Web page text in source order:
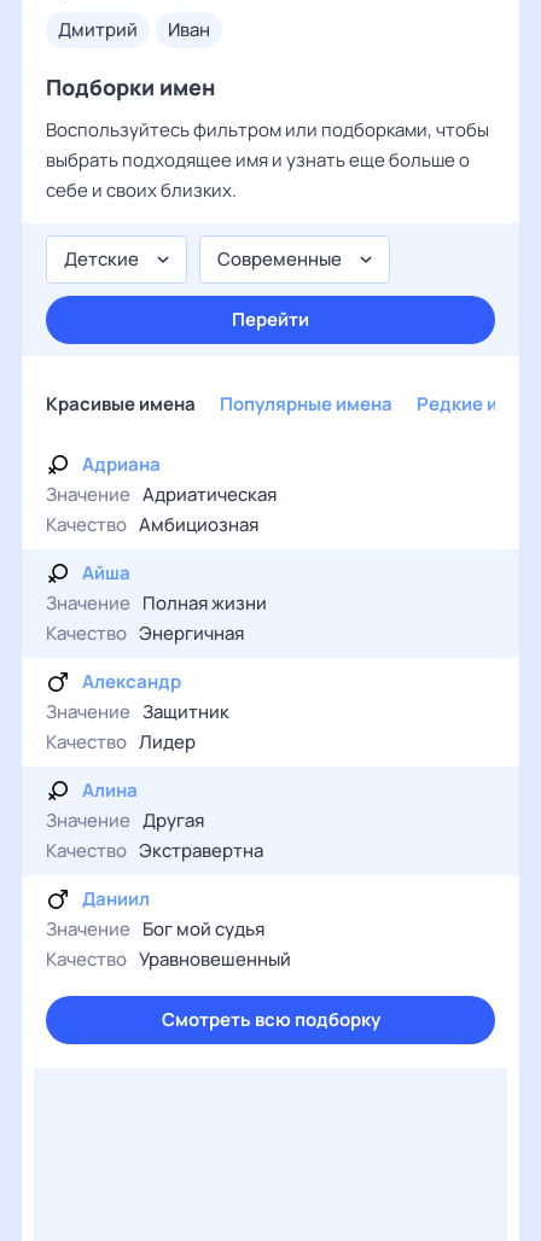
дмитрий
иван
Подборки имен
Воспользуйтесь фильтром или подборками, чтобы
выбрать подходящее имя и узнать еще больше о
себе и своих близких.
Детские Современные
Перейти
Красивые имена Популярные имена Редкие
Адриана
Значение Адриатическая
Качество Амбициозная
Айша
Значение Полная жизни
Качество Энергичная
Александр
Значение Защитник
Качество Лидер
Алина
Значение Другая
Качество Экстравертна
Даниил
Значение Бог мой судья
Качество Уравновешенный
Смотреть всю подборку